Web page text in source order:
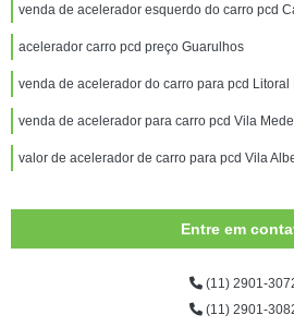
venda de acelerador esquerdo do carro pcd
acelerador carro pcd preço Guarulhos
venda de acelerador do carro para pcd Litoral
venda de acelerador para carro pcd Vila
valor de acelerador de carro para pcd Vila
Entre em
(11) 2901-
(11) 2901-